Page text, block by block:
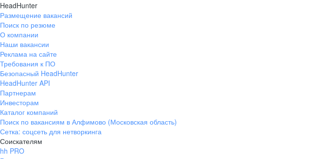
HeadHunter
Размещение вакансий
Поиск по резюме
О компании
Наши вакансии
Реклама на сайте
Требования к ПО
Безопасный HeadHunter
HeadHunter API
Партнерам
Инвесторам
Каталог компаний
Поиск по вакансиям в Алфимово (Московская область)
Сетка: соцсеть для нетворкинга
Соискателям
hh PRO